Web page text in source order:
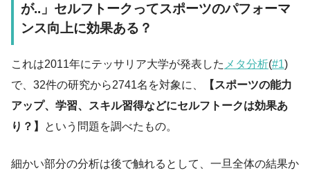
が..」セルフトークってスポーツのパフォーマ
ンス向上に効果ある？
これは2011年にテッサリア大学が発表した メタ分析(#1)
で、32件の研究から2741名を対象に、
【スポーツの能力
アップ、学習、スキル習得などにセルフトークは効果あ
り？】
という問題を調べたもの。
細かい部分の分析は後で触れるとして、一旦全体の結果か